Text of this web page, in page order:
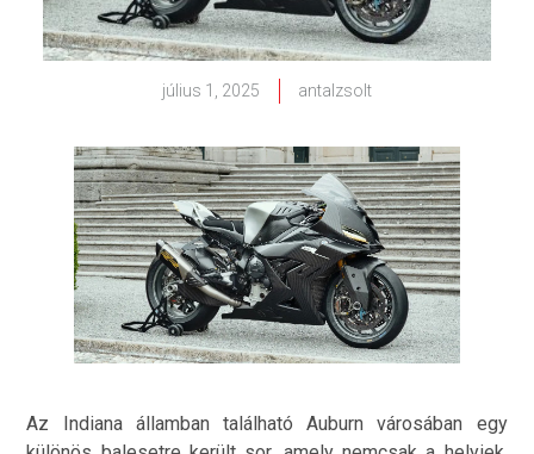
július 1, 2025 antalzsolt
Az Indiana államban található Auburn városában egy